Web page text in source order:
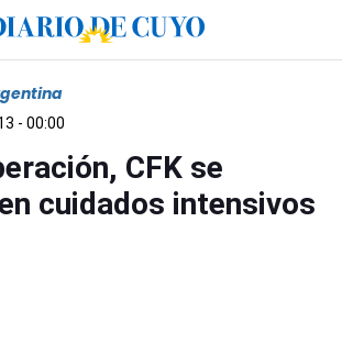
- 00:00
CFK se
cuidados intensivos